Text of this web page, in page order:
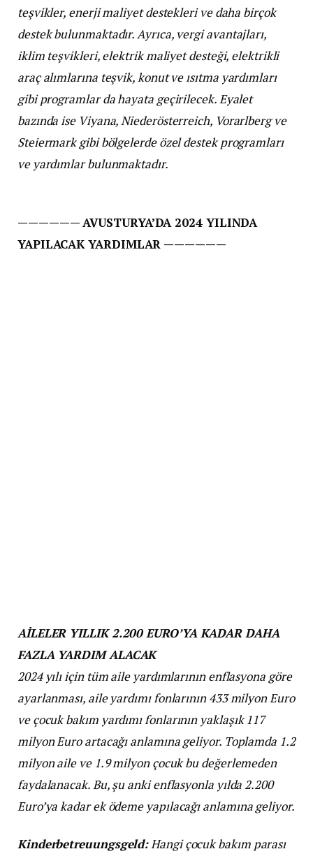
teşvikler, enerji maliyet destekleri ve daha birçok
destek bulunmaktadır. Ayrıca, vergi avantajları,
iklim teşvikleri, elektrik maliyet desteği, elektrikli
araç alımlarına teşvik, konut ve ısıtma yardımları
gibi programlar da hayata geçirilecek. Eyalet
bazında ise Viyana, Niederösterreich, Vorarlberg ve
Steiermark gibi bölgelerde özel destek programları
ve yardımlar bulunmaktadır.
—————— AVUSTURYA’DA 2024 YILINDA
YAPILACAK YARDIMLAR ——————
AİLELER YILLIK 2.200 EURO’YA KADAR DAHA
FAZLA YARDIM ALACAK
2024 yılı için tüm aile yardımlarının enflasyona göre
ayarlanması, aile yardımı fonlarının 433 milyon Euro
ve çocuk bakım yardımı fonlarının yaklaşık 117
milyon Euro artacağı anlamına geliyor. Toplamda 1.2
milyon aile ve 1.9 milyon çocuk bu değerlemeden
faydalanacak. Bu, şu anki enflasyonla yılda 2.200
Euro’ya kadar ek ödeme yapılacağı anlamına geliyor.
Kinderbetreuungsgeld:Hangi çocuk bakım parası